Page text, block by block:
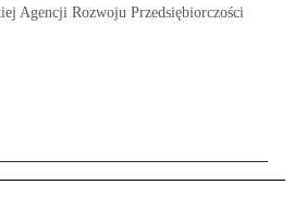
Agencji Rozwoju Przedsiębiorczości